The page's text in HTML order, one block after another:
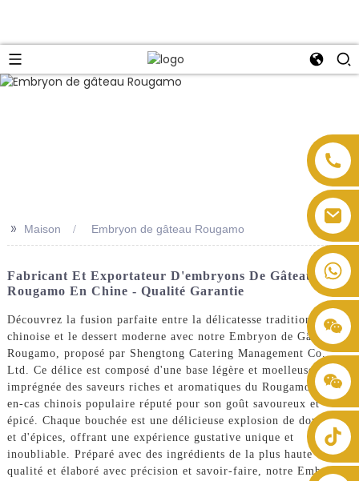
+86 8619946512999
>> Maison Embryon de gâteau Rougamo
Fabricant Et Exportateur D'embryons De Gâteau
Rougamo En Chine - Qualité Garantie
Découvrez la fusion parfaite entre la délicatesse traditionnelle
chinoise et le dessert moderne avec notre Embryon de Gâteau
Rougamo, proposé par Shengtong Catering Management Co.,
Ltd. Ce délice est composé d'une base légère et moelleuse,
imprégnée des saveurs riches et aromatiques du Rougamo, un
en-cas chinois populaire réputé pour son goût savoureux et
épicé. Chaque bouchée est une délicieuse explosion de douceur
et d'épices, offrant une expérience gustative unique et
inoubliable. Préparé avec des ingrédients de la plus haute
qualité et élaboré avec précision et savoir-faire, notre Embryon